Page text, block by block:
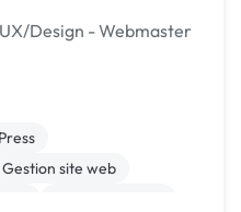
Design - Webmaster
Gestion site web